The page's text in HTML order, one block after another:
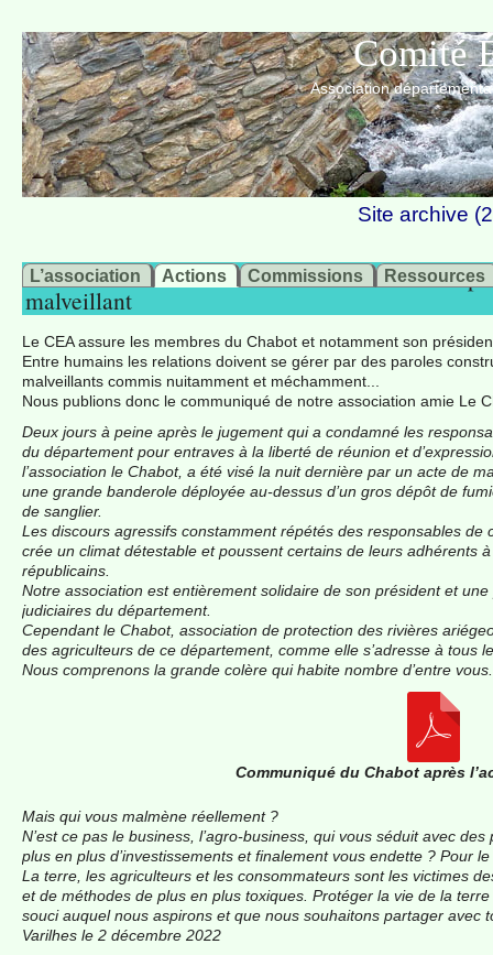
Comité
Association
Site archive
L’association Actions Commissions Ressources
Le Président de l’association "le Chabot" visé
malveillant
Le CEA assure les membres du Chabot et notamment son
Entre humains les relations doivent se gérer par des paroles
malveillants commis nuitamment et méchamment...
Nous publions donc le communiqué de notre association amie Le
Deux jours à peine après le jugement qui a condamné les
du département pour entraves à la liberté de réunion et
l’association le Chabot, a été visé la nuit dernière par un acte de
une grande banderole déployée au-dessus d’un gros dépôt de
de sanglier.
Les discours agressifs constamment répétés des responsables
crée un climat détestable et poussent certains de leurs adhérents
républicains.
Notre association est entièrement solidaire de son président et
judiciaires du département.
Cependant le Chabot, association de protection des rivières
des agriculteurs de ce département, comme elle s’adresse à tous
Nous comprenons la grande colère qui habite nombre d’entre vous.
Communiqué du Chabot après
Mais qui vous malmène réellement ?
N’est ce pas le business, l’agro-business, qui vous séduit avec
plus en plus d’investissements et finalement vous endette ? Pour
La terre, les agriculteurs et les consommateurs sont les victimes
et de méthodes de plus en plus toxiques. Protéger la vie de la
souci auquel nous aspirons et que nous souhaitons partager avec
Varilhes le 2 décembre 2022